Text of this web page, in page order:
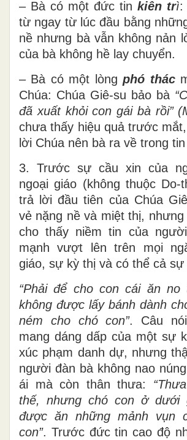
– Bà có một đức tin kiên trì:
từ ngay từ lúc đầu bằng
nề nhưng bà vẫn không nản
của bà không hề lay chuyển.
– Bà có một lòngphó thác
Chúa: Chúa Giê-su bảo bà
đã xuất khỏi con gái bà rồi”
chưa thấy hiệu quả trước
lời Chúa nên bà ra về trong
3. Trước sự cầu xin của
ngoại giáo (không thuộc Do-
trả lời đầu tiên của Chúa
vẻ nặng nề và miệt thị,
cho thấy niềm tin của
mạnh vượt lên trên mọi
giáo, sự kỳ thị và có thể cả sự
“Phải để cho con cái ăn
không được lấy bánh dành
ném cho chó con”. Câu
mang dáng dấp của một sự
xúc phạm danh dự, nhưng
người đàn bà không nao
ái mà còn thân thưa: “
thế, nhưng chó con ở dưới
được ăn những mảnh vụn
con”. Trước đức tin cao độ